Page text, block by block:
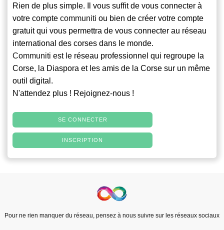
Rien de plus simple. Il vous suffit de vous connecter à
votre compte communiti ou bien de créer votre compte
gratuit qui vous permettra de vous connecter au réseau
international des corses dans le monde.
Communiti est le réseau professionnel qui regroupe la
Corse, la Diaspora et les amis de la Corse sur un même
outil digital.
N'attendez plus ! Rejoignez-nous !
SE CONNECTER
INSCRIPTION
Pour ne rien manquer du réseau, pensez à nous suivre sur les réseaux sociaux